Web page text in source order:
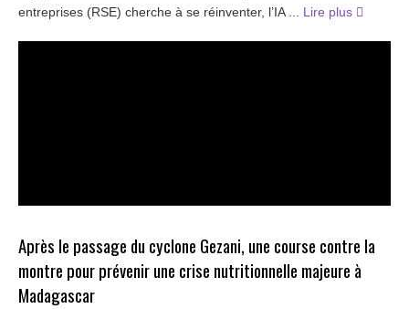
entreprises (RSE) cherche à se réinventer, l’IA ... Lire plus
Après le passage du cyclone Gezani, une course contre la
montre pour prévenir une crise nutritionnelle majeure à
Madagascar